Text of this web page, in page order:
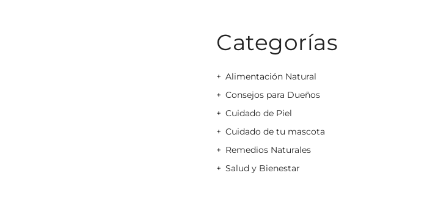
Categorías
Alimentación Natural
Consejos para Dueños
Cuidado de Piel
Cuidado de tu mascota
Remedios Naturales
Salud y Bienestar